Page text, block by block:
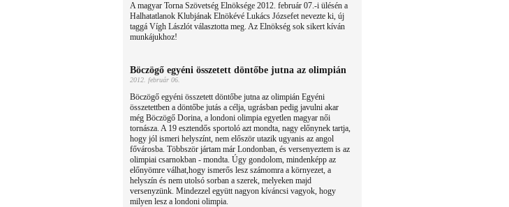
A magyar Torna Szövetség Elnöksége 2012. február 07.-i ülésén a
Halhatatlanok Klubjának Elnökévé Lukács Józsefet nevezte ki, új
taggá Vígh Lászlót választotta meg. Az Elnökség sok sikert kíván
munkájukhoz!
Böczögő egyéni összetett döntőbe jutna az olimpián
2012. február 06.
Böczögő egyéni összetett döntőbe jutna az olimpián Egyéni
összetettben a döntőbe jutás a célja, ugrásban pedig javulni akar
még Böczögő Dorina, a londoni olimpia egyetlen magyar női
tornásza. A 19 esztendős sportoló azt mondta, nagy előnynek tartja,
hogy jól ismeri helyszínt, nem először utazik ugyanis az angol
fővárosba. Többször jártam már Londonban, és versenyeztem is az
olimpiai csarnokban - mondta. Úgy gondolom, mindenképp az
előnyömre válhat,hogy ismerős lesz számomra a környezet, a
helyszín és nem utolsó sorban a szerek, melyeken majd
versenyzünk. Mindezzel együtt nagyon kíváncsi vagyok, hogy
milyen lesz a londoni olimpia.